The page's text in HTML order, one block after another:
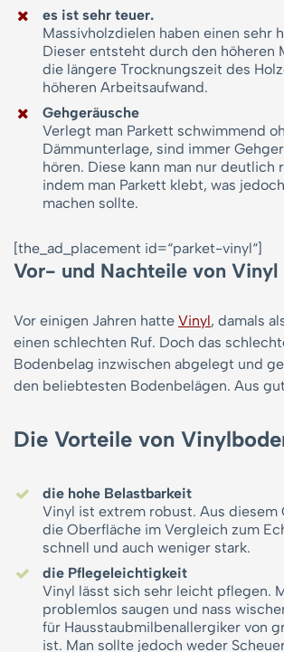
es ist sehr teuer.
Massivholzdielen haben einen sehr
Dieser entsteht durch den höheren
die längere Trocknungszeit des
höheren Arbeitsaufwand.
Gehgeräusche
Verlegt man Parkett schwimmend
Dämmunterlage, sind immer
hören. Diese kann man nur deutlich
indem man Parkett klebt, was
machen sollte.
[the_ad_placement id=“parket-vinyl“]
Vor- und Nachteile von Vinyl
Vor einigen Jahren hatte Vinyl, damals
einen schlechten Ruf. Doch das
Bodenbelag inzwischen abgelegt und
den beliebtesten Bodenbelägen. Aus
Die Vorteile von
die hohe Belastbarkeit
Vinyl ist extrem robust. Aus diesem
die Oberfläche im Vergleich zum
schnell und auch weniger stark.
die Pflegeleichtigkeit
Vinyl lässt sich sehr leicht pflegen.
problemlos saugen und nass
für Hausstaubmilbenallergiker von
ist. Man sollte jedoch weder